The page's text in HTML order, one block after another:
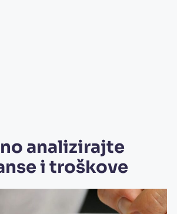
analizirajte
i troškove